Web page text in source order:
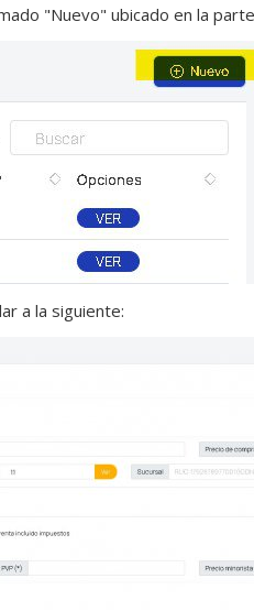
"Nuevo" ubicado en la
a la siguiente: